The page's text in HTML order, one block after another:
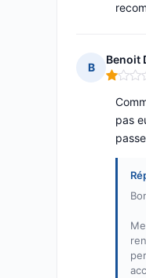
B
Benoit
Note :
pas